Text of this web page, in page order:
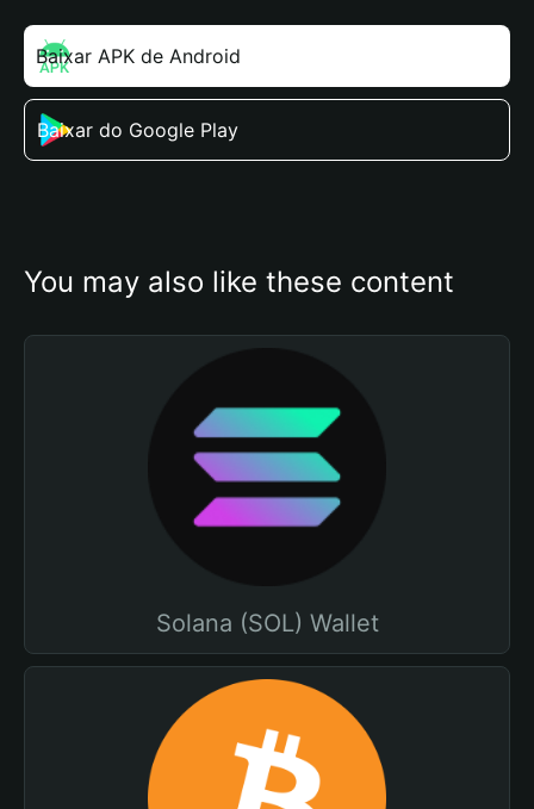
Baixar APK de Android
Baixar do Google Play
You may also like these content
Solana (SOL) Wallet